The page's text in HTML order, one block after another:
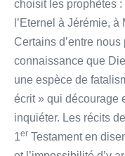
choisit les prophètes :
l’Eternel à Jérémie,
Certains d’entre
connaissance que
une espèce de
écrit » qui décourage
inquiéter. Les récits
1er Testament en